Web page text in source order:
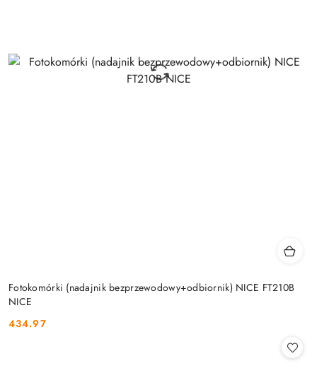
Fotokomórki (nadajnik bezprzewodowy+odbiornik) NICE FT210B
NICE
Cena:
434.97